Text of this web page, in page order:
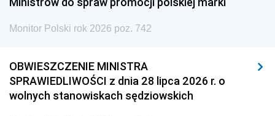
Monitor Polski rok 2026 poz. 742
OBWIESZCZENIE MINISTRA
SPRAWIEDLIWOŚCI z dnia 28 lipca 2026 r. o
wolnych stanowiskach sędziowskich